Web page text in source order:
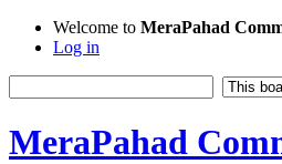
Welcome to MeraPahad
Log in
MeraPahad